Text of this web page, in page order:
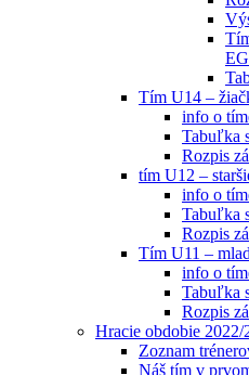
Tím U14 –
info o
Tabuľka
Rozpis
tím U12 –
info o
Tabuľka
Rozpis
Tím U11 –
info o
Tabuľka
Rozpis
Hracie obdobie 2022/
Zoznam
Náš tím v